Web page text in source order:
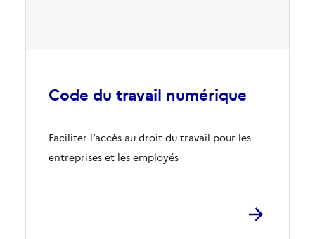
Code du travail numérique
Faciliter l’accès au droit du travail pour les
entreprises et les employés